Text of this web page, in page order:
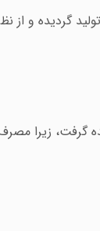
پادسالت تولید
گرفت، زیرا